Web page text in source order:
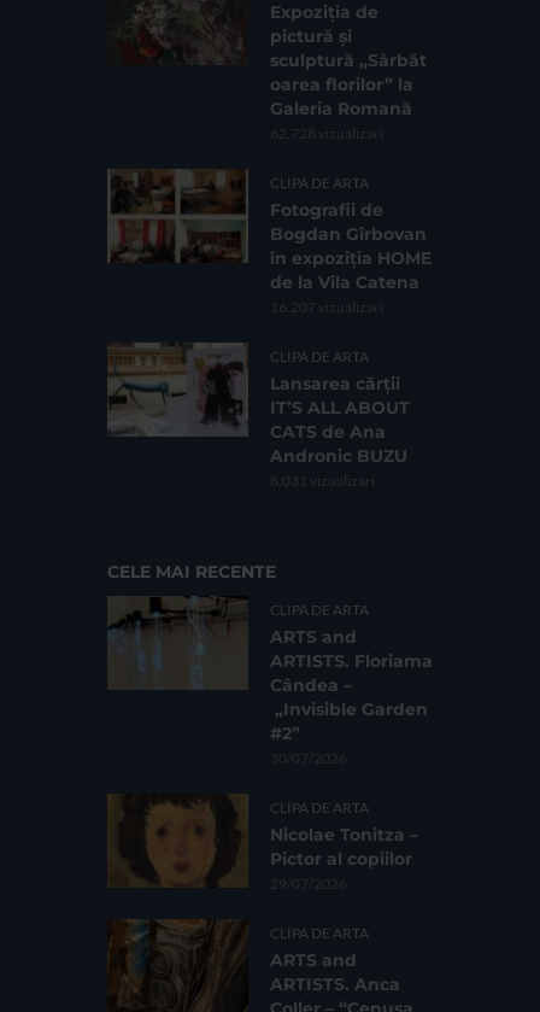
Expoziția de
pictură și
sculptură „Sărbăt
oarea florilor” la
Galeria Romană
62.728 vizualizari
CLIPA DE ARTA
Fotografii de
Bogdan Gîrbovan
în expoziția HOME
de la Vila Catena
16.207 vizualizari
CLIPA DE ARTA
Lansarea cărții
IT’S ALL ABOUT
CATS de Ana
Andronic BUZU
8.031 vizualizari
CELE MAI RECENTE
CLIPA DE ARTA
ARTS and
ARTISTS. Floriama
Cândea –
„Invisible Garden
#2”
30/07/2026
CLIPA DE ARTA
Nicolae Tonitza –
Pictor al copiilor
29/07/2026
CLIPA DE ARTA
ARTS and
ARTISTS. Anca